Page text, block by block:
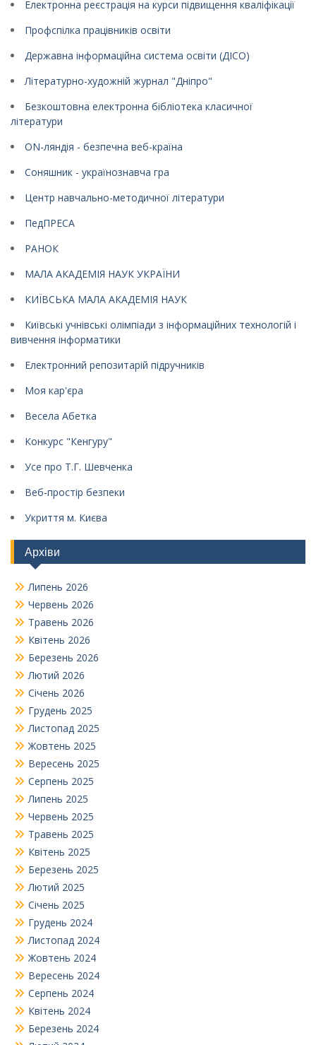
Електронна реєстрація на курси підвищення кваліфікації
Профспілка працівників освіти
Державна інформаційна система освіти (ДІСО)
Літературно-художній журнал "Дніпро"
Безкоштовна електронна бібліотека класичної
літератури
ON-ляндія - безпечна веб-країна
Соняшник - українознавча гра
Центр навчально-методичної літератури
ПедПРЕСА
РАНОК
МАЛА АКАДЕМІЯ НАУК УКРАЇНИ
КИЇВСЬКА МАЛА АКАДЕМІЯ НАУК
Київські учнівські олімпіади з інформаційних технологій і
вивчення інформатики
Електронний репозитарій підручників
Моя кар'єра
Весела Абетка
Конкурс "Кенгуру"
Усе про Т.Г. Шевченка
Веб-простір безпеки
Укриття м. Києва
Архіви
Липень 2026
Червень 2026
Травень 2026
Квітень 2026
Березень 2026
Лютий 2026
Січень 2026
Грудень 2025
Листопад 2025
Жовтень 2025
Вересень 2025
Серпень 2025
Липень 2025
Червень 2025
Травень 2025
Квітень 2025
Березень 2025
Лютий 2025
Січень 2025
Грудень 2024
Листопад 2024
Жовтень 2024
Вересень 2024
Серпень 2024
Квітень 2024
Березень 2024